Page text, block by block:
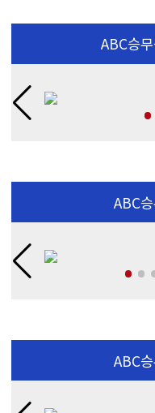
ABC승
ABC
ABC